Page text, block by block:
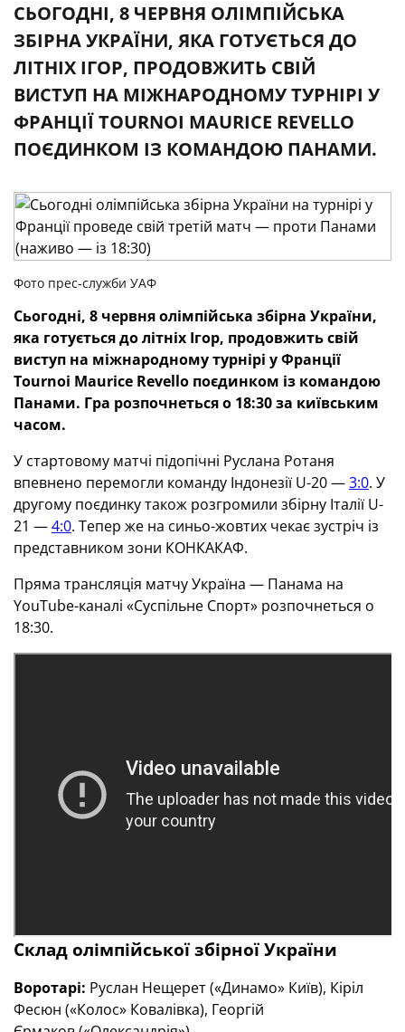
СЬОГОДНІ, 8 ЧЕРВНЯ ОЛІМПІЙСЬКА
ЗБІРНА УКРАЇНИ, ЯКА ГОТУЄТЬСЯ ДО
ЛІТНІХ ІГОР, ПРОДОВЖИТЬ СВІЙ
ВИСТУП НА МІЖНАРОДНОМУ ТУРНІРІ У
ФРАНЦІЇ TOURNOI MAURICE REVELLO
ПОЄДИНКОМ ІЗ КОМАНДОЮ ПАНАМИ.
Фото прес-служби УАФ
Сьогодні, 8 червня олімпійська збірна України,
яка готується до літніх Ігор, продовжить свій
виступ на міжнародному турнірі у Франції
Tournoi Maurice Revello поєдинком із командою
Панами. Гра розпочнеться о 18:30 за київським
часом.
У стартовому матчі підопічні Руслана Ротаня
впевнено перемогли команду Індонезії U-20 —3:0. У
другому поєдинку також розгромили збірну Італії U-
21 —4:0. Тепер же на синьо-жовтих чекає зустріч із
представником зони КОНКАКАФ.
Пряма трансляція матчу Україна — Панама на
YouTube-каналі «Суспільне Спорт» розпочнеться о
18:30.
Склад олімпійської збірної України
Воротарі: Руслан Нещерет («Динамо» Київ), Кіріл
Фесюн («Колос» Ковалівка), Георгій